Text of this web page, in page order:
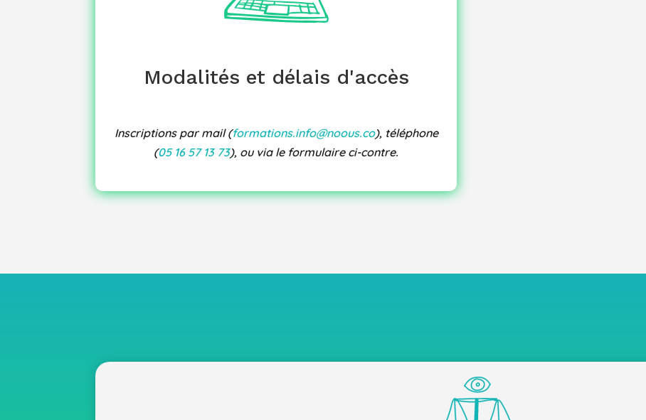
Modalités et délais d'accès
Inscriptions par mail (formations.info@noous.co), téléphone
(05 16 57 13 73), ou via le formulaire ci-contre.
un report sur la session la plus proche vous sera proposé.